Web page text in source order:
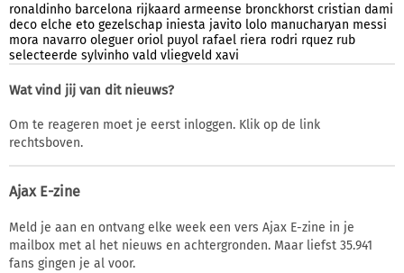
ronaldinho barcelona rijkaard armeense bronckhorst cristian dami
deco elche eto gezelschap iniesta javito lolo manucharyan messi
mora navarro oleguer oriol puyol rafael riera rodri rquez rub
selecteerde sylvinho vald vliegveld xavi
Wat vind jij van dit nieuws?
Om te reageren moet je eerst inloggen. Klik op de link
rechtsboven.
Ajax E-zine
Meld je aan en ontvang elke week een vers Ajax E-zine in je
mailbox met al het nieuws en achtergronden. Maar liefst 35.941
fans gingen je al voor.